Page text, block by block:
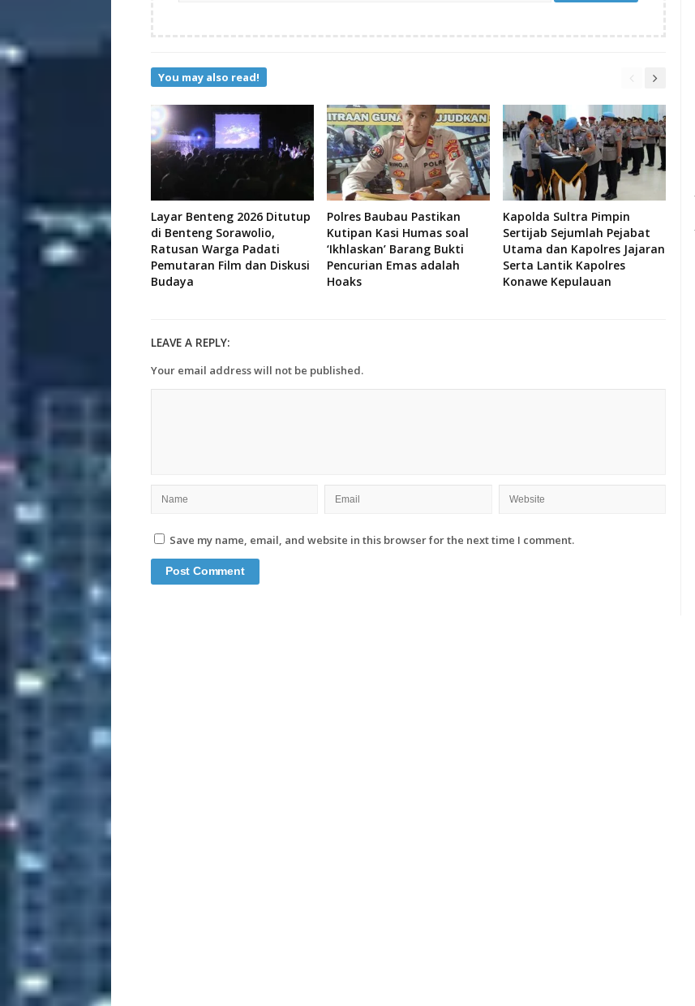
You may also read!
Layar Benteng 2026 Ditutup
di Benteng Sorawolio,
Ratusan Warga Padati
Pemutaran Film dan Diskusi
Budaya
Polres Baubau Pastikan
Kutipan Kasi Humas soal
‘Ikhlaskan’ Barang Bukti
Pencurian Emas adalah
Hoaks
Kapolda Sultra Pimpin
Sertijab Sejumlah Pejabat
Utama dan Kapolres Jajaran
Serta Lantik Kapolres
Konawe Kepulauan
LEAVE A REPLY:
Your email address will not be published.
Save my name, email, and website in this browser for the next time I comment.